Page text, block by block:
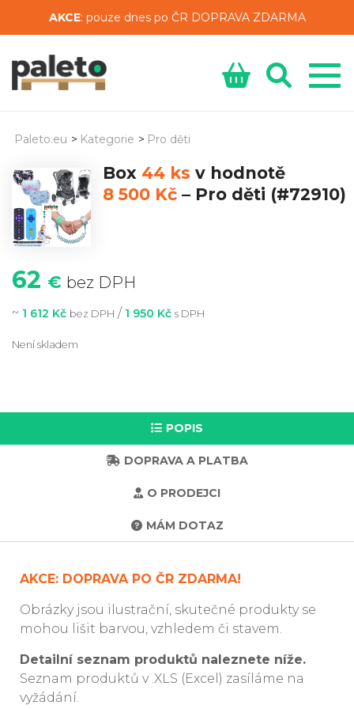
AKCE: pouze dnes po ČR DOPRAVA ZDARMA
Paleto.eu > Kategorie > Pro děti
Box 44 ks v hodnotě
8 500 Kč – Pro děti (#72910)
62 € bez DPH
~ 1 612 Kč bez DPH / 1 950 Kč s DPH
Není skladem
POPIS
DOPRAVA A PLATBA
O PRODEJCI
MÁM DOTAZ
AKCE: DOPRAVA PO ČR ZDARMA!
Obrázky jsou ilustrační, skutečné produkty se
mohou lišit barvou, vzhledem či stavem.
Detailní seznam produktů naleznete níže.
Seznam produktů v .XLS (Excel) zasíláme na
vyžádání.